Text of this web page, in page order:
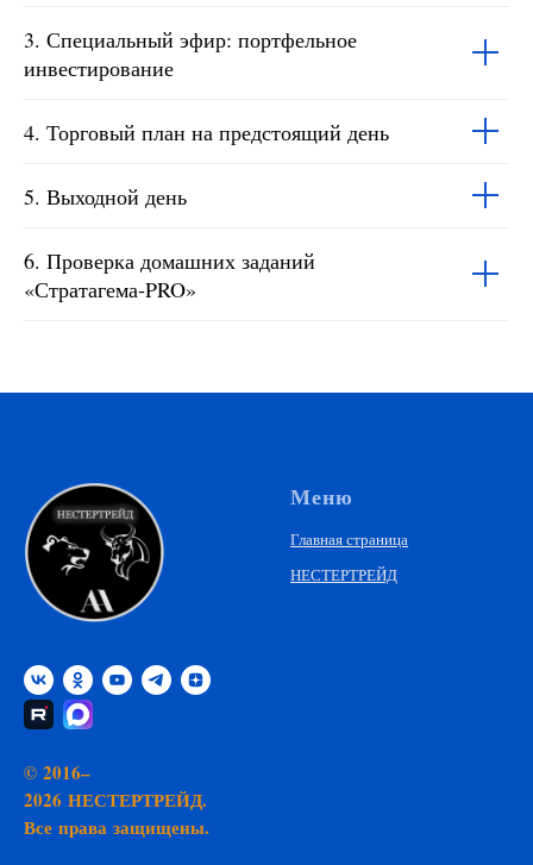
3. Специальный эфир: портфельное
инвестирование
4. Торговый план на предстоящий день
5. Выходной день
6. Проверка домашних заданий
«Стратагема‑PRO»
© 2016–
2026 НЕСТЕРТРЕЙД.
Все права защищены.
Меню
Главная страница
НЕСТЕРТРЕЙД